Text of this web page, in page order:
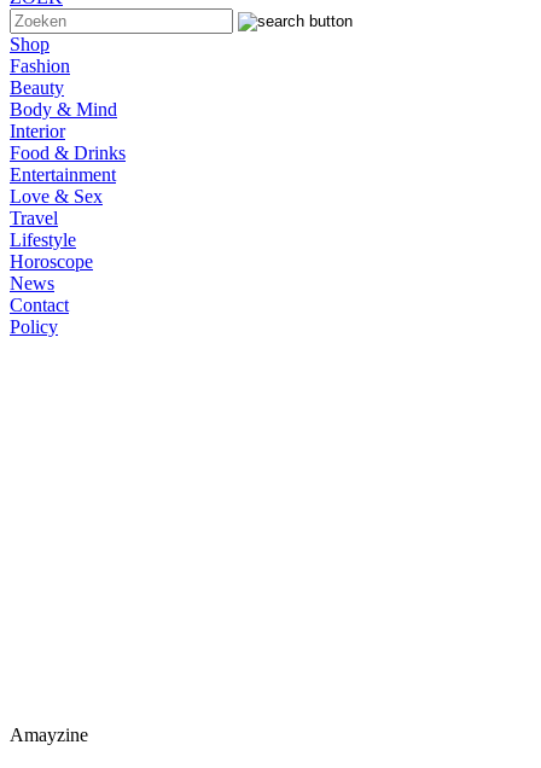
Shop
Fashion
Beauty
Body & Mind
Interior
Food & Drinks
Entertainment
Love & Sex
Travel
Lifestyle
Horoscope
News
Contact
Policy
Amayzine